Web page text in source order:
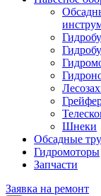
Шнеки
Обсадные
Гидромоторы
Запчасти
Заявка на ремонт